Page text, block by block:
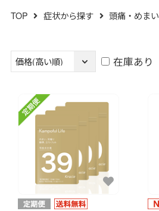
か。チェックが多いような
おすすめです。
TOP 症状から探す 頭痛・めまい
在庫あり